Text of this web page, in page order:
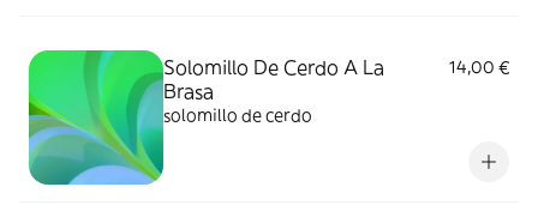
Solomillo De Cerdo A La
Brasa
14,00 €
solomillo de cerdo